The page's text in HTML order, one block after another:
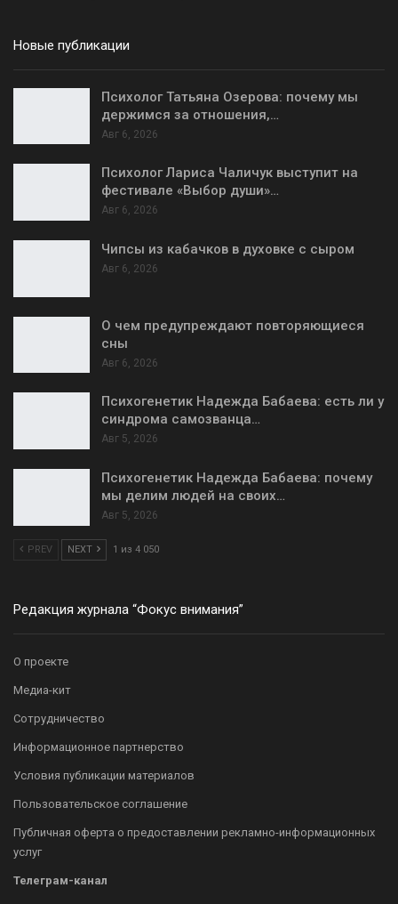
Новые публикации
Психолог Татьяна Озерова: почему мы
держимся за отношения,…
Авг 6, 2026
Психолог Лариса Чаличук выступит на
фестивале «Выбор души»…
Авг 6, 2026
Чипсы из кабачков в духовке с сыром
Авг 6, 2026
О чем предупреждают повторяющиеся
сны
Авг 6, 2026
Психогенетик Надежда Бабаева: есть ли у
синдрома самозванца…
Авг 5, 2026
Психогенетик Надежда Бабаева: почему
мы делим людей на своих…
Авг 5, 2026
PREV NEXT 1 из 4 050
Редакция журнала “Фокус внимания”
О проекте
Медиа-кит
Сотрудничество
Информационное партнерство
Условия публикации материалов
Пользовательское соглашение
Публичная оферта о предоставлении рекламно-информационных
услуг
Телеграм-канал